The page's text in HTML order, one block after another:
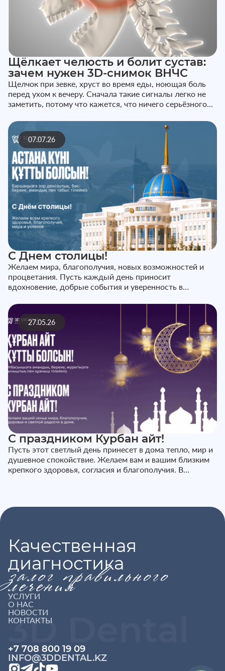
Щёлкает челюсть и болит сустав:
зачем нужен 3D-снимок ВНЧС
Щелчок при зевке, хруст во время еды, ноющая боль
перед ухом к вечеру. Сначала такие сигналы легко не
заметить, потому что кажется, что ничего серьёзного
07.07.26
С Днем столицы!
Желаем мира, благополучия, новых возможностей и
процветания. Пусть каждый день приносит
вдохновение, добрые события и уверенность в
27.05.26
С праздником Курбан айт!
Пусть этот светлый день принесет в дома тепло, мир и
душевное спокойствие. Желаем вам и вашим близким
крепкого здоровья, согласия и благополучия. В
Качественная
диагностика
залог правильного
лечения
3D Dental
УСЛУГИ
О НАС
НОВОСТИ
КОНТАКТЫ
+7 708 800 19 09
INFO@3DDENTAL.KZ